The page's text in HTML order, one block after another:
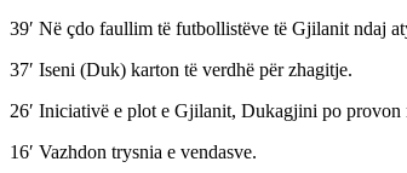
39′ Në çdo faullim të futbollistëve të Gjilanit ndaj
37′ Iseni (Duk) karton të verdhë për zhagitje.
26′ Iniciativë e plot e Gjilanit, Dukagjini po provon
16′ Vazhdon trysnia e vendasve.